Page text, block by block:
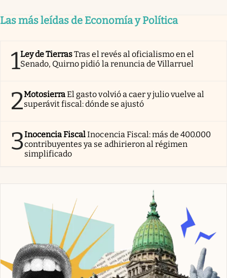
Las más leídas de Economía y Política
1Ley de TierrasTras el revés al oficialismo en el
Senado, Quirno pidió la renuncia de Villarruel
2MotosierraEl gasto volvió a caer y julio vuelve al
superávit fiscal: dónde se ajustó
3Inocencia FiscalInocencia Fiscal: más de 400.000
contribuyentes ya se adhirieron al régimen
simplificado